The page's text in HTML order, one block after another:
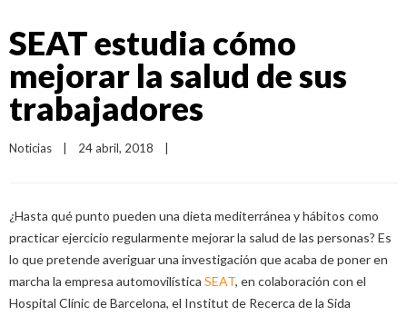
SEAT estudia cómo
mejorar la salud de sus
trabajadores
Noticias 24 abril, 2018
¿Hasta qué punto pueden una dieta mediterránea y hábitos como
practicar ejercicio regularmente mejorar la salud de las personas? Es
lo que pretende averiguar una investigación que acaba de poner en
marcha la empresa automovilística SEAT, en colaboración con el
Hospital Clínic de Barcelona, el Institut de Recerca de la Sida